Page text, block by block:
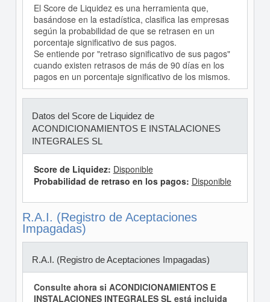
El Score de Liquidez es una herramienta que,
basándose en la estadística, clasifica las empresas
según la probabilidad de que se retrasen en un
porcentaje significativo de sus pagos.
Se entiende por "retraso significativo de sus pagos"
cuando existen retrasos de más de 90 días en los
pagos en un porcentaje significativo de los mismos.
Datos del Score de Liquidez de
ACONDICIONAMIENTOS E INSTALACIONES
INTEGRALES SL
Score de Liquidez: Disponible
Probabilidad de retraso en los pagos: Disponible
R.A.I. (Registro de Aceptaciones
Impagadas)
R.A.I. (Registro de Aceptaciones Impagadas)
Consulte ahora si ACONDICIONAMIENTOS E
INSTALACIONES INTEGRALES SL está incluida